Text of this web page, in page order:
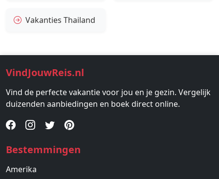
Vakanties Thailand
VindJouwReis.nl
Vind de perfecte vakantie voor jou en je gezin. Vergelijk
duizenden aanbiedingen en boek direct online.
Bestemmingen
Amerika